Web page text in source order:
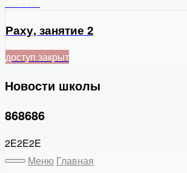
Раху, занятие 2
доступ закрыт
Новости школы
868686
2E2E2E
Меню Главная